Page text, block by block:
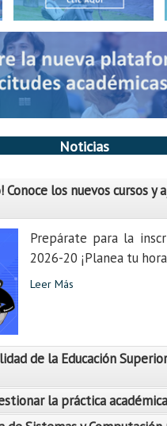
Noticias
Conoce los nuevos cursos y
Prepárate para la
2026-20 ¡Planea tu
Leer Más
de la Educación
la práctica